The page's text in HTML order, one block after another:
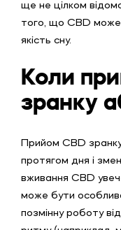
ще не цілком
того, що CBD може
якість сну.
Коли
зранку
Прийом CBD
протягом дня і
вживання CBD
може бути
позмінну роботу